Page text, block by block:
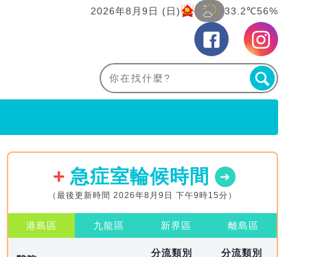
2026年8月9日 (日) 33.2℃56%
急症室輪候時間
（最後更新時間 2026年8月9日 下午9時15分）
港島區 九龍區 新界區 離島區
分流類別
分流類別